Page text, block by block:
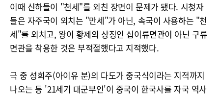
이때 신하들이 "천세"를 외친 장면이 문제가 됐다. 시청자
들은 자주국이 외치는 "만세"가 아닌, 속국이 사용하는 "천
세"를 외치고, 왕이 황제의 상징인 십이류면관이 아닌 구류
면관을 착용한 것은 부적절했다고 지적했다.
극 중 성희주(아이유 분)의 다도가 중국식이라는 지적까지
나오는 등 '21세기 대군부인'이 중국이 한국사를 자국 역사